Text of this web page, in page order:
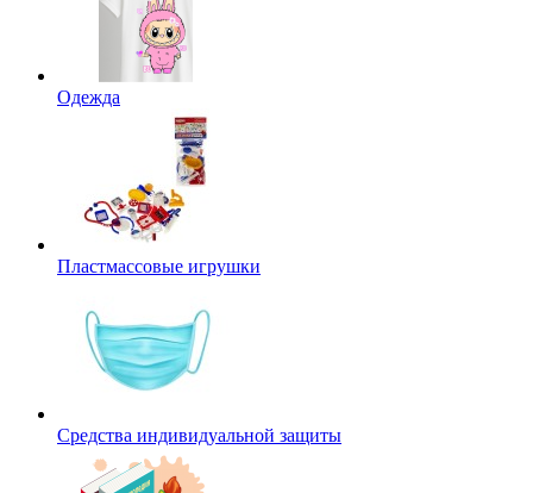
Одежда
Пластмассовые игрушки
Средства индивидуальной защиты